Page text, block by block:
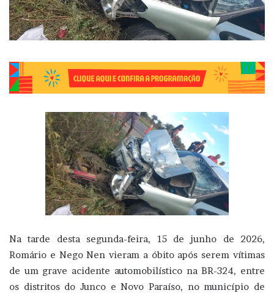
Na tarde desta segunda-feira, 15 de junho de 2026,
Romário e Nego Nen vieram a óbito após serem vítimas
de um grave acidente automobilístico na BR-324, entre
os distritos do Junco e Novo Paraíso, no município de